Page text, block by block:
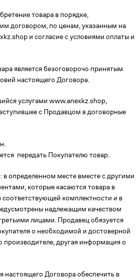
товара в порядке,
договором, по ценам, указанным на
и согласие с условиями оплаты и
является безоговорочо принятым
настоящего Договора.
услугами www.anexkz.shop,
с Продавцом в договорные
передать Покупателю товар.
в определенном месте вместе с другими
которые касаются товара в
комплектности и в
надлежащим качеством
лицами. Продавец обязуется
о необходимой и достоверной
другая информация о
настоящего Договора обеспечить в